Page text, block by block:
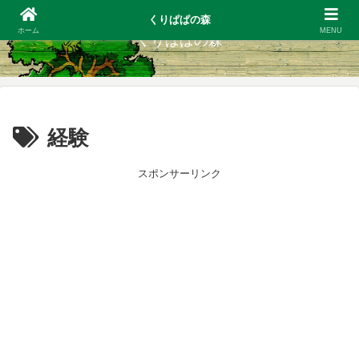
くりぱぱの森
経験
スポンサーリンク
ホーム
くりぱぱの森
MENU